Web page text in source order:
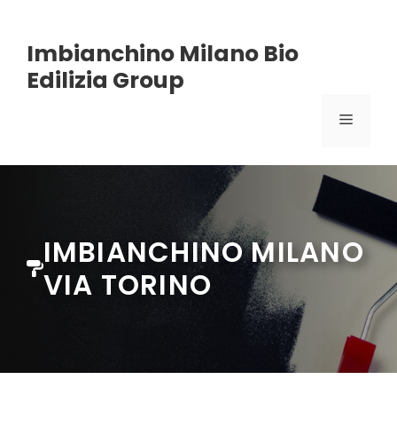
contenuto
Imbianchino Milano Bio
Edilizia Group
MENU
IMBIANCHINO MILANO
VIA TORINO